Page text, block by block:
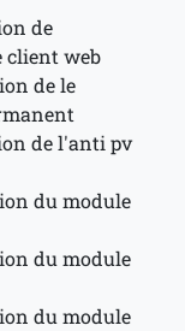
de
client web
de le
de l'anti pv
du module
du module
du module